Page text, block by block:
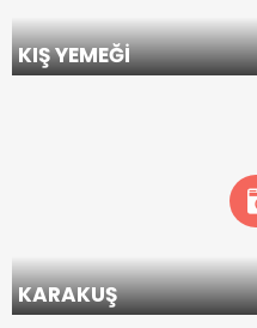
KIŞ YEMEĞİ
KARAKUŞ